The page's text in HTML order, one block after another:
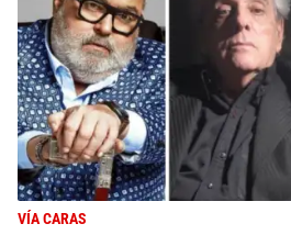
VÍA CARAS